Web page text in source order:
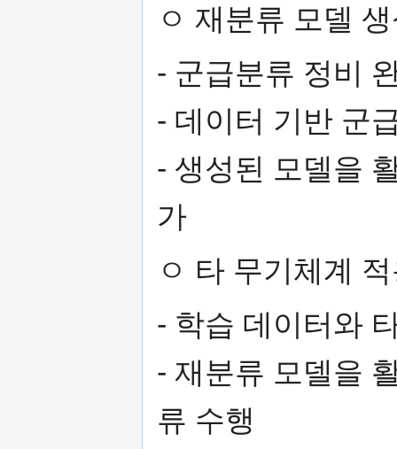
ㅇ 재분류 모델
- 군급분류 정비
- 데이터 기반 군
- 생성된 모델을
가
ㅇ 타 무기체계
- 학습 데이터와
- 재분류 모델을
류 수행